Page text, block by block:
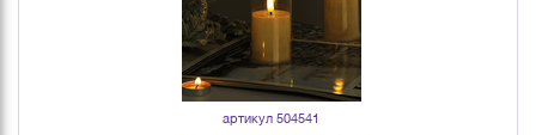
артикул 504541